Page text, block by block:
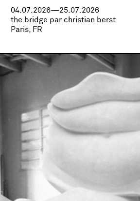
04.07.2026—25.07.2026
the bridge par christian berst
Paris, FR